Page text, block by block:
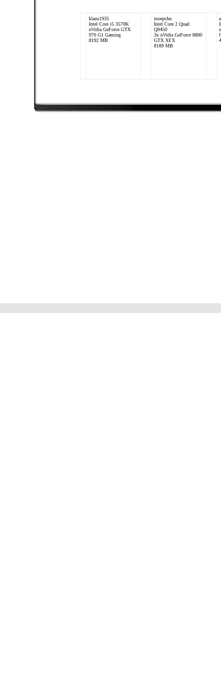
klaus1935
Intel Core i5 3570K
nVidia GeForce GTX
970 G1 Gaming
8192 MB
moepchn
Intel Core 2 Quad
Q9450
3x nVidia GeForce 8800
GTX XFX
8189 MB
GTX
8192 MB